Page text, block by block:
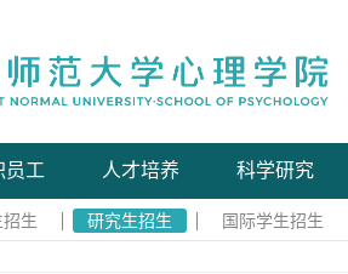
员工 人才培养 科学研究
生 研究生招生 国际学生招生